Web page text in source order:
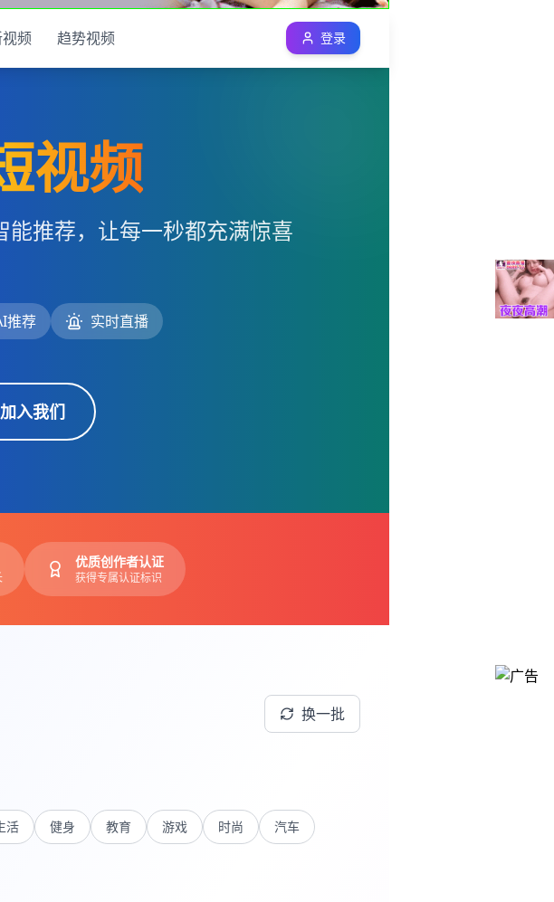
频 趋势视频 登录
视频
推荐，让每一秒都充满惊喜
推荐 实时直播
加入我们
优质创作者认证
获得专属认证标识
换一批
活 健身 教育 游戏 时尚
汽车